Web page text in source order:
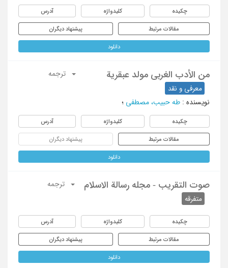
چکیده کلیدواژه آدرس
مقالات مرتبط پیشنهاد دیگران
دانلود
من الأدب الغربی مولد عبقریة
معرفی و نقد
ترجمه
نویسنده : طه حبیب، مصطفی ؛
چکیده کلیدواژه آدرس
مقالات مرتبط پیشنهاد دیگران
دانلود
صوت التقریب - مجله رسالة الاسلام
متفرقه
ترجمه
چکیده کلیدواژه آدرس
مقالات مرتبط پیشنهاد دیگران
دانلود